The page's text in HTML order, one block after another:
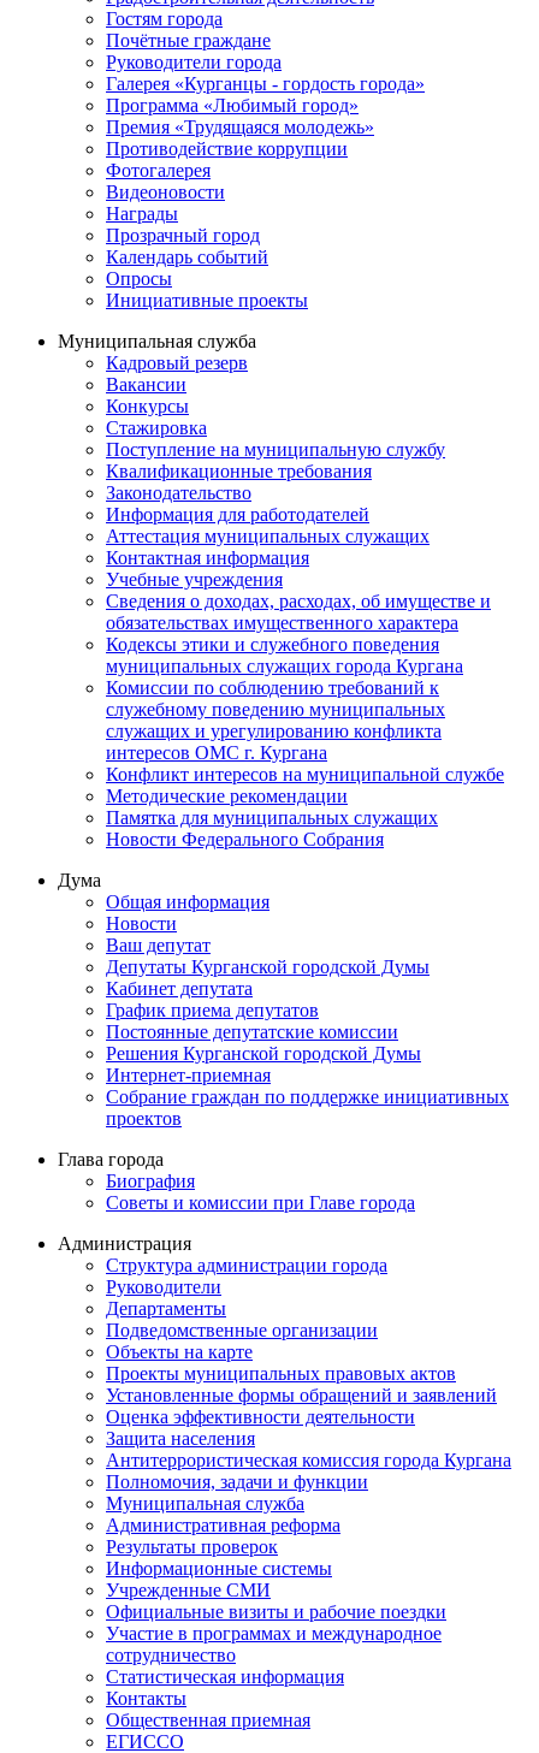
Гостям города
Почётные граждане
Руководители города
Галерея «Курганцы - гордость города»
Программа «Любимый город»
Премия «Трудящаяся молодежь»
Противодействие коррупции
Фотогалерея
Видеоновости
Награды
Прозрачный город
Календарь событий
Опросы
Инициативные проекты
Муниципальная служба
Кадровый резерв
Вакансии
Конкурсы
Стажировка
Поступление на муниципальную службу
Квалификационные требования
Законодательство
Информация для работодателей
Аттестация муниципальных служащих
Контактная информация
Учебные учреждения
Сведения о доходах, расходах, об имуществе и
обязательствах имущественного характера
Кодексы этики и служебного поведения
муниципальных служащих города Кургана
Комиссии по соблюдению требований к
служебному поведению муниципальных
служащих и урегулированию конфликта
интересов ОМС г. Кургана
Конфликт интересов на муниципальной службе
Методические рекомендации
Памятка для муниципальных служащих
Новости Федерального Cобрания
Дума
Общая информация
Новости
Ваш депутат
Депутаты Курганской городской Думы
Кабинет депутата
График приема депутатов
Постоянные депутатские комиссии
Решения Курганской городской Думы
Интернет-приемная
Собрание граждан по поддержке инициативных
проектов
Глава города
Биография
Советы и комиссии при Главе города
Администрация
Структура администрации города
Руководители
Департаменты
Подведомственные организации
Объекты на карте
Проекты муниципальных правовых актов
Установленные формы обращений и заявлений
Оценка эффективности деятельности
Защита населения
Антитеррористическая комиссия города Кургана
Полномочия, задачи и функции
Муниципальная служба
Административная реформа
Результаты проверок
Информационные системы
Учрежденные СМИ
Официальные визиты и рабочие поездки
Участие в программах и международное
сотрудничество
Статистическая информация
Контакты
Общественная приемная
ЕГИССО